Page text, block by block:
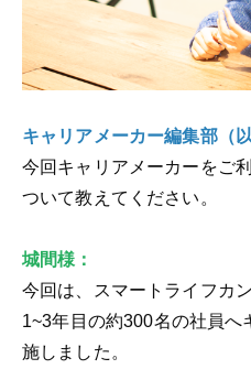
キャリアメーカー編集部（
今回キャリアメーカーをご
ついて教えてください。
城間様：
今回は、スマートライフカ
1~3年目の約300名の社員へ
施しました。